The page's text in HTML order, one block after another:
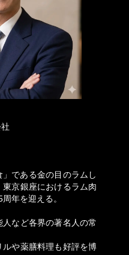
である金の目のラムし
京銀座におけるラム肉
年を迎える。
など各界の著名人の常
や薬膳料理も好評を博